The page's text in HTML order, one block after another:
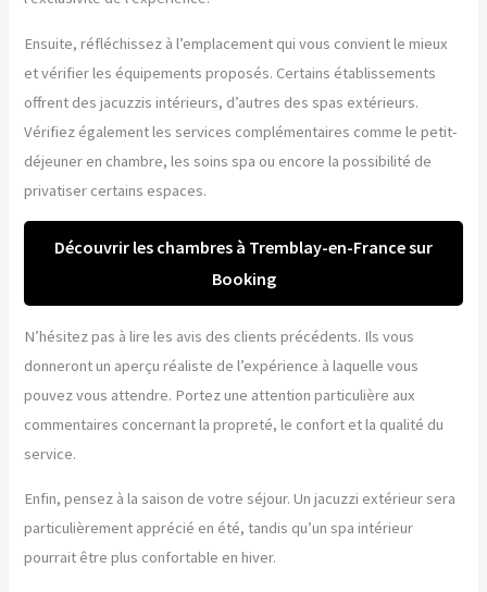
Ensuite, réfléchissez à l’emplacement qui vous convient le mieux
et vérifier les équipements proposés. Certains établissements
offrent des jacuzzis intérieurs, d’autres des spas extérieurs.
Vérifiez également les services complémentaires comme le petit-
déjeuner en chambre, les soins spa ou encore la possibilité de
privatiser certains espaces.
Découvrir les chambres à Tremblay-en-France sur
Booking
N’hésitez pas à lire les avis des clients précédents. Ils vous
donneront un aperçu réaliste de l’expérience à laquelle vous
pouvez vous attendre. Portez une attention particulière aux
commentaires concernant la propreté, le confort et la qualité du
service.
Enfin, pensez à la saison de votre séjour. Un jacuzzi extérieur sera
particulièrement apprécié en été, tandis qu’un spa intérieur
pourrait être plus confortable en hiver.